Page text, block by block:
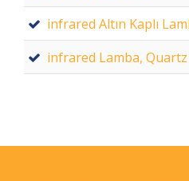
infrared Altın Kaplı
infrared Lamba, Quartz